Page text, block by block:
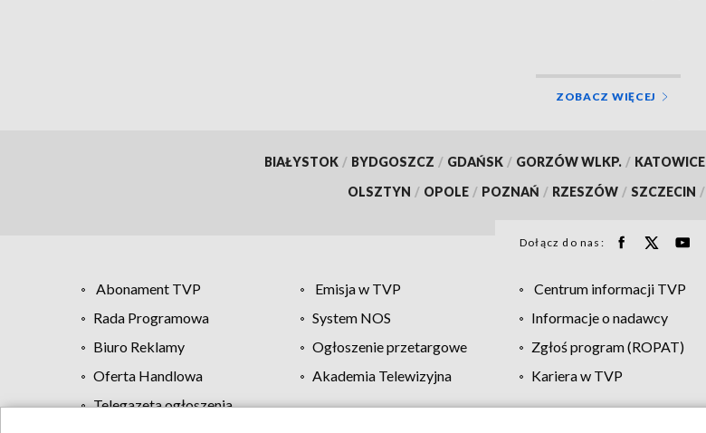
ZOBACZ WIĘCEJ
BIAŁYSTOK / BYDGOSZCZ / GDAŃSK / GORZÓW WLKP. / KATOWICE
OLSZTYN / OPOLE / POZNAŃ / RZESZÓW / SZCZECIN /
Dołącz do nas:
Abonament TVP Emisja w TVP Centrum informacji TVP
Rada Programowa
System NOS Informacje o nadawcy
Biuro Reklamy
Ogłoszenie przetargowe Zgłoś program (ROPAT)
Oferta Handlowa
Akademia Telewizyjna Kariera w TVP
Telegazeta ogłoszenia